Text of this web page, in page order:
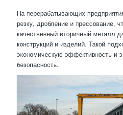
На перерабатывающих
резку, дробление и прессование,
качественный вторичный металл
конструкций и изделий. Такой
экономическую эффективность и
безопасность.